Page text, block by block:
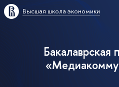
Высшая школа экономики
Бакалаврская